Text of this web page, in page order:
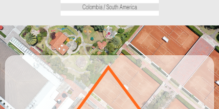
TopDronec - Quito /
Ecuador